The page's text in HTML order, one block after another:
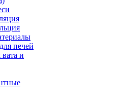
печей
вата и